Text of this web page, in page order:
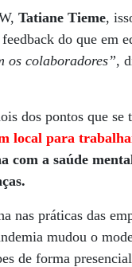
Tatiane Tieme,
do que em
os colaboradores”,
dos pontos que
local para
com a saúde
nas práticas das
mudou o
de forma